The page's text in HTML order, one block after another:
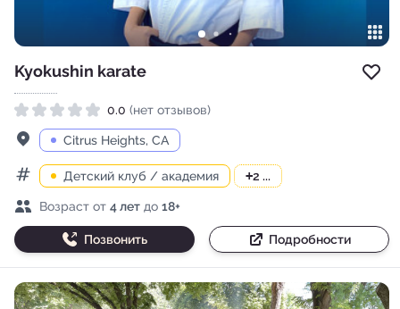
Kyokushin karate
Рейтинг 0.0 из 5
0.0 (нет отзывов)
Адрес
Citrus Heights, CA
КатегорииДетский клуб / академия +2 ...
Возраст детей
Возраст от 4 лет до 18+
Позвонить Подробности